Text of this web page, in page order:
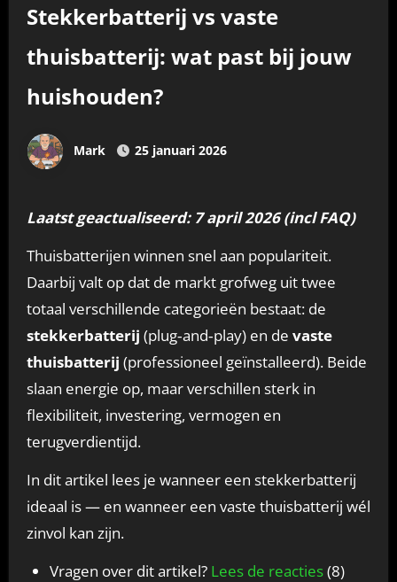
Stekkerbatterij vs vaste
thuisbatterij: wat past bij jouw
huishouden?
Mark 25 januari 2026
Laatst geactualiseerd: 7 april 2026 (incl FAQ)
Thuisbatterijen winnen snel aan populariteit.
Daarbij valt op dat de markt grofweg uit twee
totaal verschillende categorieën bestaat: de
stekkerbatterij (plug‑and‑play) en de vaste
thuisbatterij (professioneel geïnstalleerd). Beide
slaan energie op, maar verschillen sterk in
flexibiliteit, investering, vermogen en
terugverdientijd.
In dit artikel lees je wanneer een stekkerbatterij
ideaal is — en wanneer een vaste thuisbatterij wél
zinvol kan zijn.
Vragen over dit artikel? Lees de reacties(8)